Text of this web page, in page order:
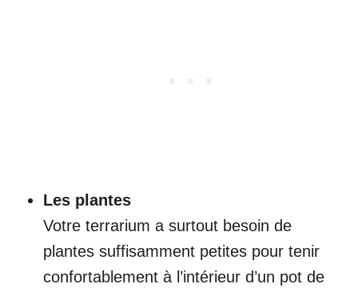
Les plantes
Votre terrarium a surtout besoin de
plantes suffisamment petites pour tenir
confortablement à l’intérieur d’un pot de